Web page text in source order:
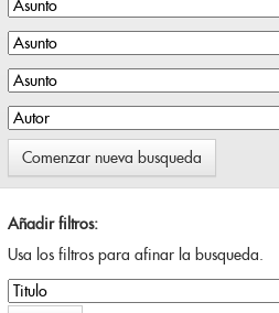
Comenzar nueva busqueda
Añadir filtros:
Usa los filtros para afinar la busqueda.